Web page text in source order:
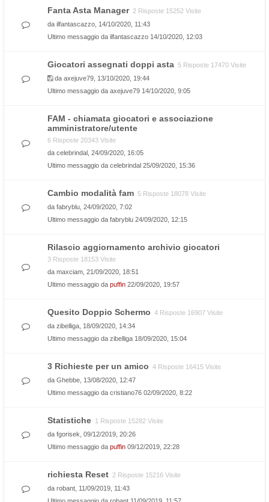
Fanta Asta Manager 2 Risposte 15252 Visite
da ilfantascazzo , 14/10/2020, 11:43
Ultimo messaggio da ilfantascazzo 14/10/2020, 12:03
Giocatori assegnati doppi asta 5 Risposte 17470 Visite
da axejuve79 , 13/10/2020, 19:44
Ultimo messaggio da axejuve79 14/10/2020, 9:05
FAM - chiamata giocatori e associazione
amministratore/utente
6 Risposte 20343 Visite
da celebrindal , 24/09/2020, 16:05
Ultimo messaggio da celebrindal 25/09/2020, 15:36
Cambio modalità fam 5 Risposte 18078 Visite
da fabryblu , 24/09/2020, 7:02
Ultimo messaggio da fabryblu 24/09/2020, 12:15
Rilascio aggiornamento archivio giocatori
3 Risposte 18153 Visite
da maxciam , 21/09/2020, 18:51
Ultimo messaggio da puffin 22/09/2020, 19:57
Quesito Doppio Schermo 4 Risposte 16907 Visite
da zibelliga , 18/09/2020, 14:34
Ultimo messaggio da zibelliga 18/09/2020, 15:04
3 Richieste per un amico 4 Risposte 16415 Visite
da Ghebbe , 13/08/2020, 12:47
Ultimo messaggio da cristiano76 02/09/2020, 8:22
Statistiche 1 Risposte 15282 Visite
da fgorisek , 09/12/2019, 20:26
Ultimo messaggio da puffin 09/12/2019, 22:28
richiesta Reset 2 Risposte 15216 Visite
da robant , 11/09/2019, 11:43